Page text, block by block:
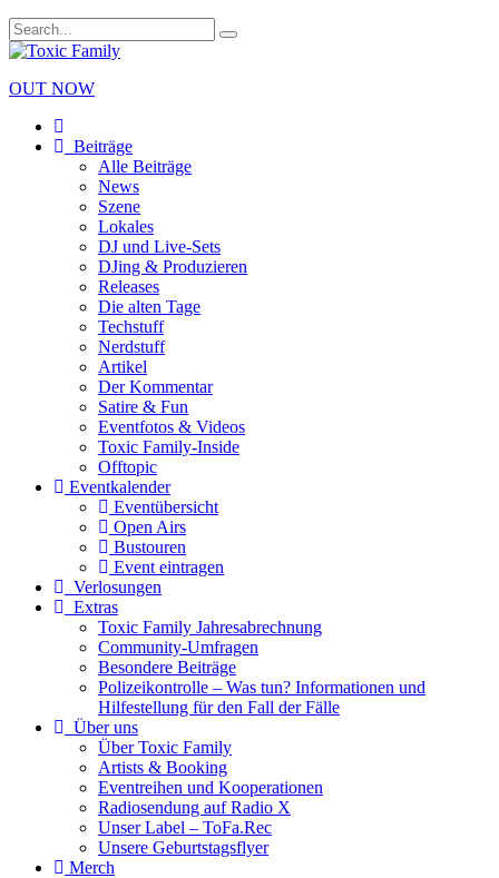
OUT NOW
Beiträge
Alle Beiträge
News
Szene
Lokales
DJ und Live-Sets
DJing & Produzieren
Releases
Die alten Tage
Techstuff
Nerdstuff
Artikel
Der Kommentar
Satire & Fun
Eventfotos & Videos
Toxic Family-Inside
Offtopic
Eventkalender
Eventübersicht
Open Airs
Bustouren
Event eintragen
Verlosungen
Extras
Toxic Family Jahresabrechnung
Community-Umfragen
Besondere Beiträge
Polizeikontrolle – Was tun? Informationen und
Hilfestellung für den Fall der Fälle
Über uns
Über Toxic Family
Artists & Booking
Eventreihen und Kooperationen
Radiosendung auf Radio X
Unser Label – ToFa.Rec
Unsere Geburtstagsflyer
Merch